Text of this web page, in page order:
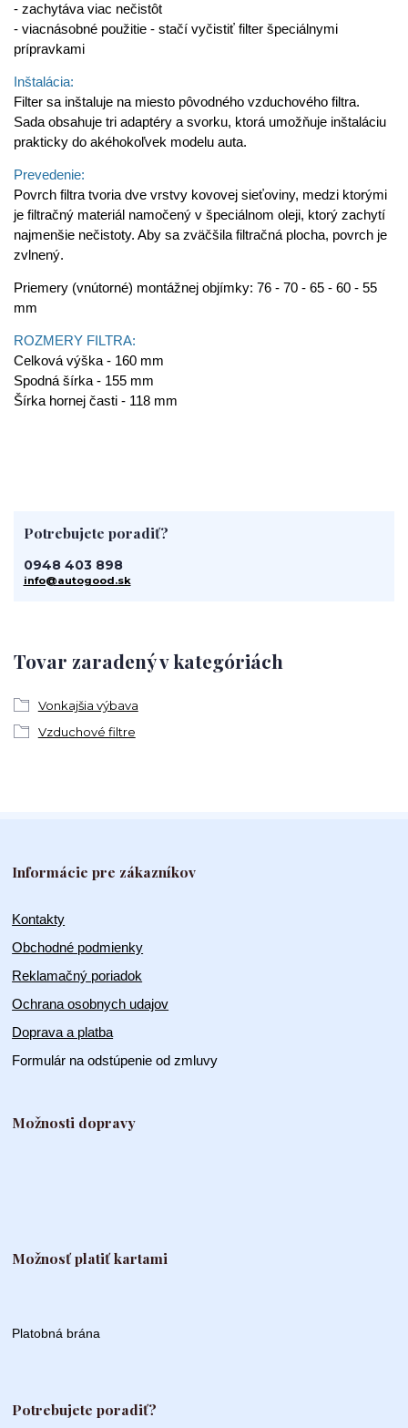
- zachytáva viac nečistôt
- viacnásobné použitie - stačí vyčistiť filter špeciálnymi
prípravkami
Inštalácia:
Filter sa inštaluje na miesto pôvodného vzduchového filtra.
Sada obsahuje tri adaptéry a svorku, ktorá umožňuje inštaláciu
prakticky do akéhokoľvek modelu auta.
Prevedenie:
Povrch filtra tvoria dve vrstvy kovovej sieťoviny, medzi ktorými
je filtračný materiál namočený v špeciálnom oleji, ktorý zachytí
najmenšie nečistoty. Aby sa zväčšila filtračná plocha, povrch je
zvlnený.
Priemery (vnútorné) montážnej objímky: 76 - 70 - 65 - 60 - 55
mm
ROZMERY FILTRA:
Celková výška - 160 mm
Spodná šírka - 155 mm
Šírka hornej časti - 118 mm
Tovar zaradený v kategóriách
Vonkajšia výbava
Vzduchové filtre
Potrebujete poradiť?
0948 403 898
info@autogood.sk
Informácie pre zákazníkov
Kontakty
Obchodné podmienky
Reklamačný poriadok
Ochrana osobnych udajov
Doprava a platba
Formulár na odstúpenie od zmluvy
Možnosti dopravy
Možnosť platiť kartami
Platobná brána
Potrebujete poradiť?